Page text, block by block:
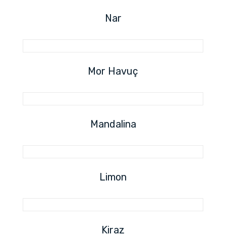
Nar
Mor Havuç
Mandalina
Limon
Kiraz